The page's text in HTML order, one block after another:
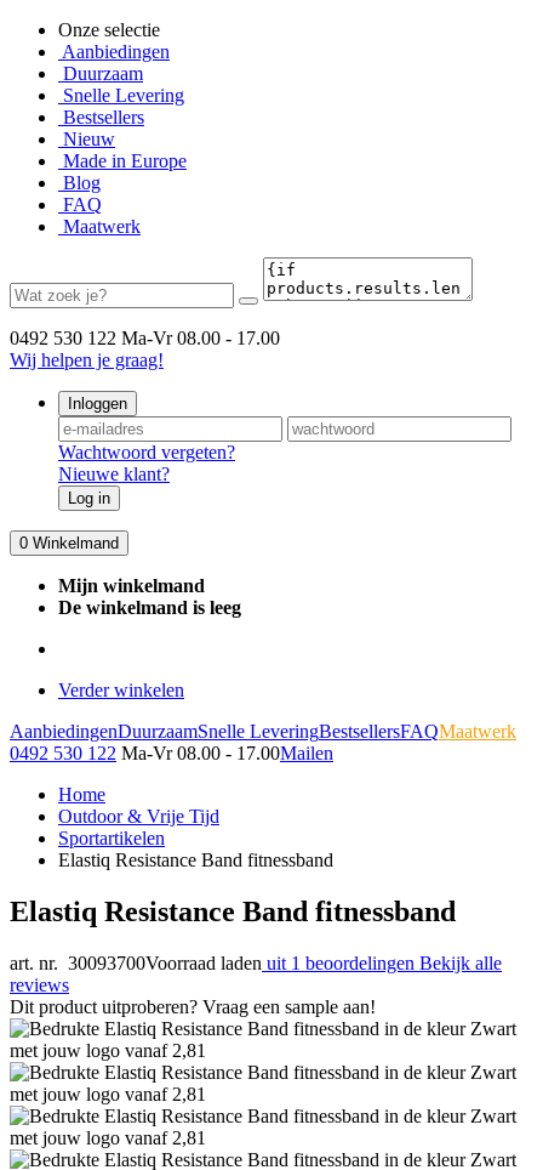
Onze selectie
Aanbiedingen
Duurzaam
Snelle Levering
Bestsellers
Nieuw
Made in Europe
Blog
FAQ
Maatwerk
0492 530 122 Ma-Vr 08.00 - 17.00
Wij helpen je graag!
Inloggen
Wachtwoord vergeten?
Nieuwe klant?
Log in
0 Winkelmand
Mijn winkelmand
De winkelmand is leeg
Verder winkelen
AanbiedingenDuurzaamSnelle LeveringBestsellersFAQMaatwerk
0492 530 122 Ma-Vr 08.00 - 17.00Mailen
Home
Outdoor & Vrije Tijd
Sportartikelen
Elastiq Resistance Band fitnessband
Elastiq Resistance Band fitnessband
art. nr. 30093700Voorraad laden uit 1 beoordelingen Bekijk alle
reviews
Dit product uitproberen? Vraag een sample aan!